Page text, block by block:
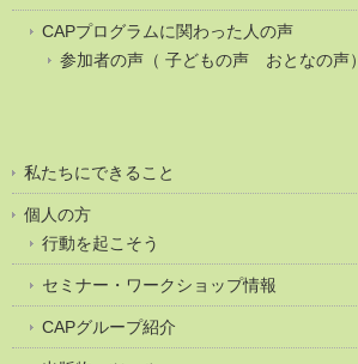
CAPプログラムに関わった人の声
参加者の声（ 子どもの声 おとなの声）
私たちにできること
個人の方
行動を起こそう
セミナー・ワークショップ情報
CAPグループ紹介